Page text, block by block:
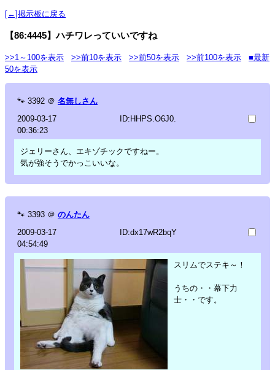
[←]掲示板に戻る
【86:4445】ハチワレっていいですね
>>1～100を表示 >>前10を表示 >>前50を表示 >>前100を表示
■最新
50を表示
🐾 3392 ＠ 名無しさん
2009-03-17
00:36:23
ID:HHPS.O6J0.
ジェリーさん、エキゾチックですねー。
気が強そうでかっこいいな。
🐾 3393 ＠ のんたん
2009-03-17
04:54:49
ID:dx17wR2bqY
スリムでステキ～！
うちの・・幕下力
士・・です。